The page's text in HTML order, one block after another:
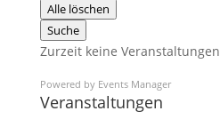
Alle löschen
Suche
Zurzeit keine Veranstaltungen
Powered by Events Manager
Veranstaltungen